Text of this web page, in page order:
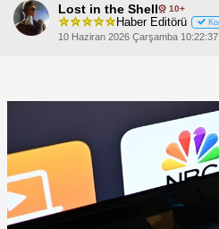
Lost in the Shell 10+
Haber Editörü
10 Haziran 2026 Çarşamba